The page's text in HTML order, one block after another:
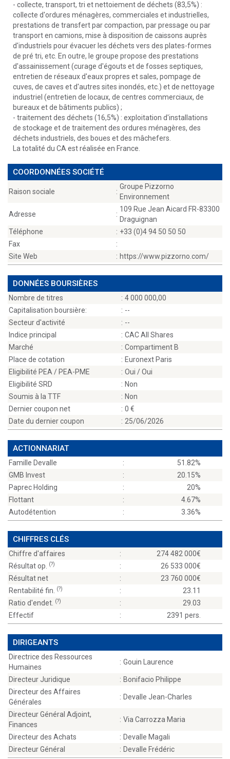
- collecte, transport, tri et nettoiement de déchets (83,5%) :
collecte d'ordures ménagères, commerciales et industrielles,
prestations de transfert par compaction, par pressage ou par
transport en camions, mise à disposition de caissons auprès
d'industriels pour évacuer les déchets vers des plates-formes
de pré tri, etc. En outre, le groupe propose des prestations
d'assainissement (curage d'égouts et de fosses septiques,
entretien de réseaux d'eaux propres et sales, pompage de
cuves, de caves et d'autres sites inondés, etc.) et de nettoyage
industriel (entretien de locaux, de centres commerciaux, de
bureaux et de bâtiments publics) ;
- traitement des déchets (16,5%) : exploitation d'installations
de stockage et de traitement des ordures ménagères, des
déchets industriels, des boues et des mâchefers.
La totalité du CA est réalisée en France.
COORDONNÉES SOCIÉTÉ
Raison sociale :
Groupe Pizzorno
Environnement
Adresse :
109 Rue Jean Aicard FR-83300
Draguignan
Téléphone
: +33 (0)4 94 50 50 50
Fax
:
Site Web
: https://www.pizzorno.com/
DONNÉES BOURSIÈRES
Nombre de titres : 4 000 000,00
Capitalisation boursière:
: --
Secteur d'activité
: --
Indice principal
: CAC All Shares
Marché
: Compartiment B
Place de cotation
: Euronext Paris
Eligibilité PEA / PEA-PME
: Oui / Oui
Eligibilité SRD
: Non
Soumis à la TTF
: Non
Dernier coupon net
: 0
Date du dernier coupon
: 25/06/2026
ACTIONNARIAT
Famille Devalle :
51.82%
GMB Invest
:
20.15%
Paprec Holding
:
20%
Flottant
:
4.67%
Autodétention
: 3.36%
CHIFFRES CLÉS
Chiffre d'affaires :
274 482 000
Résultat op.
(?) :
26 533 000
Résultat net
:
23 760 000
Rentabilité fin.
(?) :
23.11
Ratio d'endet. (?) :
29.03
Effectif
: 2391 pers.
DIRIGEANTS
Directrice des Ressources
Humaines
: Gouin Laurence
Directeur Juridique : Bonifacio Philippe
Directeur des Affaires
Générales
: Devalle Jean-Charles
Directeur Général Adjoint,
Finances
: Via Carrozza Maria
Directeur des Achats : Devalle Magali
Directeur Général
: Devalle Frédéric